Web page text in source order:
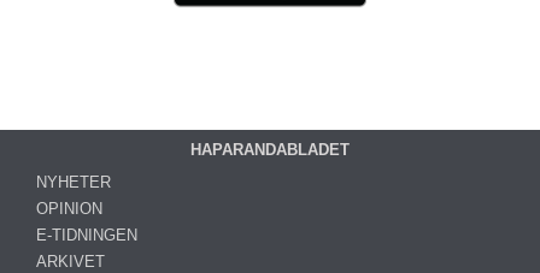
HAPARANDABLADET
NYHETER
OPINION
E-TIDNINGEN
ARKIVET